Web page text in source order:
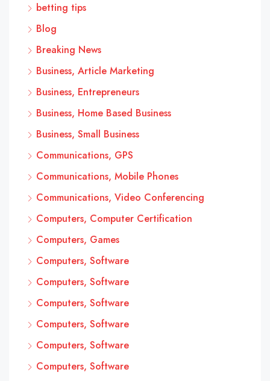
betting tips
Blog
Breaking News
Business, Article Marketing
Business, Entrepreneurs
Business, Home Based Business
Business, Small Business
Communications, GPS
Communications, Mobile Phones
Communications, Video Conferencing
Computers, Computer Certification
Computers, Games
Computers, Software
Computers, Software
Computers, Software
Computers, Software
Computers, Software
Computers, Software